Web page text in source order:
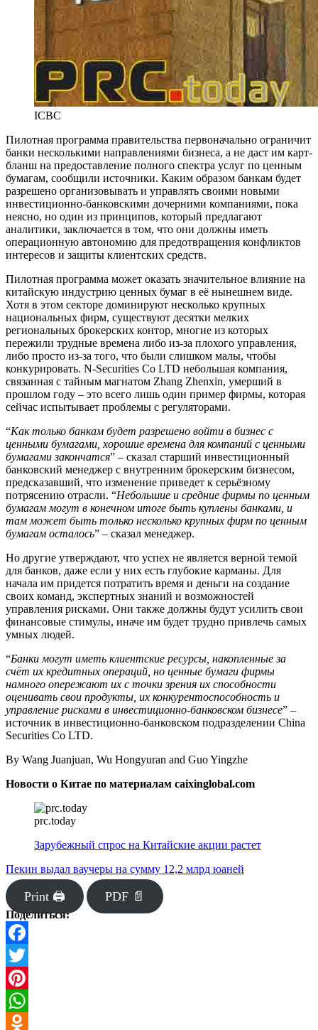
ICBC
Пилотная программа правительства первоначально ограничит
банки несколькими направлениями бизнеса, а не даст им карт-
бланш на предоставление полного спектра услуг по ценным
бумагам, сообщили источники. Каким образом банкам будет
разрешено организовывать и управлять своими новыми
инвестиционно-банковскими дочерними компаниями, пока
неясно, но один из принципов, который предлагают
аналитики, заключается в том, что они должны иметь
операционную автономию для предотвращения конфликтов
интересов и защиты клиентских средств.
Пилотная программа может оказать значительное влияние на
китайскую индустрию ценных бумаг в её нынешнем виде.
Хотя в этом секторе доминируют несколько крупных
национальных фирм, существуют десятки мелких
региональных брокерских контор, многие из которых
пережили трудные времена либо из-за плохого управления,
либо просто из-за того, что были слишком малы, чтобы
конкурировать. N-Securities Co LTD небольшая компания,
связанная с тайным магнатом Zhang Zhenxin, умерший в
прошлом году – это всего лишь один пример фирмы, которая
сейчас испытывает проблемы с регуляторами.
“Как только банкам будет разрешено войти в бизнес с
ценными бумагами, хорошие времена для компаний с ценными
бумагами закончатся” – сказал старший инвестиционный
банковский менеджер с внутренним брокерским бизнесом,
предсказавший, что изменение приведет к серьёзному
потрясению отрасли. “Небольшие и средние фирмы по ценным
бумагам могут в конечном итоге быть куплены банками, и
там может быть только несколько крупных фирм по ценным
бумагам осталось” – сказал менеджер.
Но другие утверждают, что успех не является верной темой
для банков, даже если у них есть глубокие карманы. Для
начала им придется потратить время и деньги на создание
своих команд, экспертных знаний и возможностей
управления рисками. Они также должны будут усилить свои
финансовые стимулы, иначе им будет трудно привлечь самых
умных людей.
“Банки могут иметь клиентские ресурсы, накопленные за
счёт их кредитных операций, но ценные бумаги фирмы
намного опережают их с точки зрения их способности
оценивать свои продукты, их конкурентоспособность и
управление рисками в инвестиционно-банковском бизнесе” –
источник в инвестиционно-банковском подразделении China
Securities Co LTD.
By Wang Juanjuan, Wu Hongyuran and Guo Yingzhe
Новости о Китае по материалам caixinglobal.com
prc.today
Зарубежный спрос на Китайские акции растет
Пекин выдал ваучеры на сумму 12,2 млрд юаней
Print 🖨 PDF 📄
Поделиться:
Facebook
Twitter
Pinterest
WhatsApp